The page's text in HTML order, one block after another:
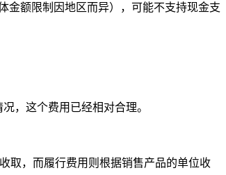
金额限制因地区而异），可能不支持现金支
，这个费用已经相对合理。
取，而履行费用则根据销售产品的单位收